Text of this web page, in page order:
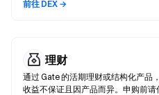
前往 DEX →
理财
通过 Gate 的活期理财或结构化产品
收益不保证且因产品而异。申购前